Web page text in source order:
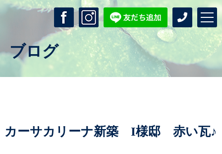
ブログ
カーサカリーナ新築 I様邸 赤い瓦♪